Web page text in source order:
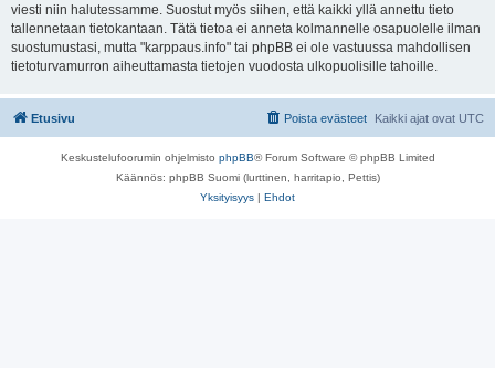
viesti niin halutessamme. Suostut myös siihen, että kaikki yllä annettu tieto
tallennetaan tietokantaan. Tätä tietoa ei anneta kolmannelle osapuolelle ilman
suostumustasi, mutta "karppaus.info" tai phpBB ei ole vastuussa mahdollisen
tietoturvamurron aiheuttamasta tietojen vuodosta ulkopuolisille tahoille.
Etusivu Kaikki ajat ovat UTC
Poista evästeet
Keskustelufoorumin ohjelmisto phpBB® Forum Software © phpBB Limited
Käännös: phpBB Suomi (lurttinen, harritapio, Pettis)
Yksityisyys | Ehdot